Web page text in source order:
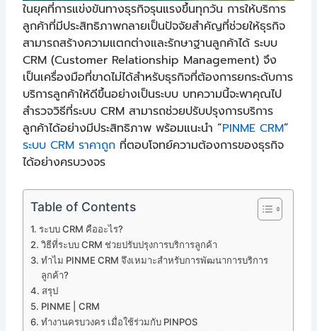
ในยุคที่การแข่งขันทางธุรกิจรุนแรงขึ้นทุกวัน การให้บริการ
ลูกค้าที่มีประสิทธิภาพกลายเป็นปัจจัยสำคัญที่ช่วยให้ธุรกิจ
สามารถสร้างความแตกต่างและรักษาฐานลูกค้าได้ ระบบ
CRM (Customer Relationship Management) จึง
เป็นเครื่องมือที่ขาดไม่ได้สำหรับธุรกิจที่ต้องการยกระดับการ
บริการลูกค้าให้ดีขึ้นอย่างเป็นระบบ บทความนี้จะพาคุณไป
สำรวจวิธีที่ระบบ CRM สามารถช่วยปรับปรุงการบริการ
ลูกค้าได้อย่างมีประสิทธิภาพ พร้อมแนะนำ “PINME CRM”
ระบบ CRM ราคาถูก ที่ตอบโจทย์ความต้องการของธุรกิจ
ได้อย่างครบวงจร
Table of Contents
ระบบ CRM คืออะไร?
วิธีที่ระบบ CRM ช่วยปรับปรุงการบริการลูกค้า
ทำไม PINME CRM จึงเหมาะสำหรับการพัฒนาการบริการ
ลูกค้า?
สรุป
PINME | CRM
ทำงานครบวงคร เมื่อใช้ร่วมกับ PINPOS